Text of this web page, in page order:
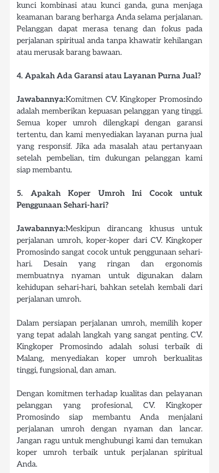
kunci kombinasi atau kunci ganda, guna menjaga
keamanan barang berharga Anda selama perjalanan.
Pelanggan dapat merasa tenang dan fokus pada
perjalanan spiritual anda tanpa khawatir kehilangan
atau merusak barang bawaan.
4. Apakah Ada Garansi atau Layanan Purna Jual?
Jawabannya:Komitmen CV. Kingkoper Promosindo
adalah memberikan kepuasan pelanggan yang tinggi.
Semua koper umroh dilengkapi dengan garansi
tertentu, dan kami menyediakan layanan purna jual
yang responsif. Jika ada masalah atau pertanyaan
setelah pembelian, tim dukungan pelanggan kami
siap membantu.
5. Apakah Koper Umroh Ini Cocok untuk
Penggunaan Sehari-hari?
Jawabannya:Meskipun dirancang khusus untuk
perjalanan umroh, koper-koper dari CV. Kingkoper
Promosindo sangat cocok untuk penggunaan sehari-
hari. Desain yang ringan dan ergonomis
membuatnya nyaman untuk digunakan dalam
kehidupan sehari-hari, bahkan setelah kembali dari
perjalanan umroh.
Dalam persiapan perjalanan umroh, memilih koper
yang tepat adalah langkah yang sangat penting. CV.
Kingkoper Promosindo adalah solusi terbaik di
Malang, menyediakan koper umroh berkualitas
tinggi, fungsional, dan aman.
Dengan komitmen terhadap kualitas dan pelayanan
pelanggan yang profesional, CV. Kingkoper
Promosindo siap membantu Anda menjalani
perjalanan umroh dengan nyaman dan lancar.
Jangan ragu untuk menghubungi kami dan temukan
koper umroh terbaik untuk perjalanan spiritual
Anda.